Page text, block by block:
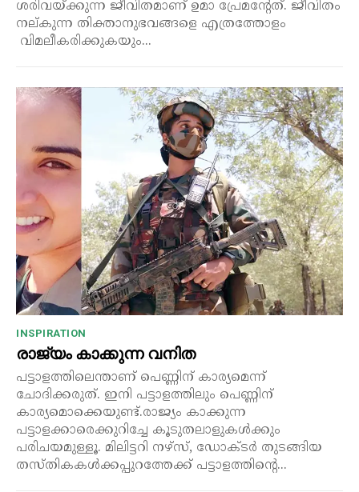
ശരിവയ്ക്കുന്ന ജീവിതമാണ് ഉമാ പ്രേമന്റേത്. ജീവിതം
നല്കുന്ന തിക്താനുഭവങ്ങളെ എത്രത്തോളം
വിമലീകരിക്കുകയും...
INSPIRATION
രാജ്യം കാക്കുന്ന വനിത
പട്ടാളത്തിലെന്താണ് പെണ്ണിന് കാര്യമെന്ന്
ചോദിക്കരുത്. ഇനി പട്ടാളത്തിലും പെണ്ണിന്
കാര്യമൊക്കെയുണ്ട്.രാജ്യം കാക്കുന്ന
പട്ടാളക്കാരെക്കുറിച്ചേ കൂടുതലാളുകൾക്കും
പരിചയമുള്ളൂ. മിലിട്ടറി നഴ്സ്, ഡോക്ടർ തുടങ്ങിയ
തസ്തികകൾക്കപ്പുറത്തേക്ക് പട്ടാളത്തിന്റെ...